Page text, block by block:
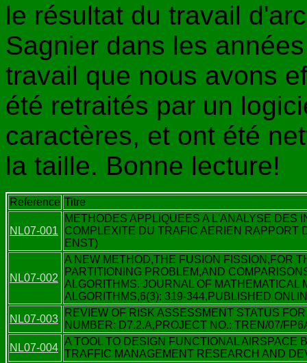
le résultat du travail
Sagnier dans les
travail que nous avons
été retraités par un
caractères, et ont été
la taille. Bonne lecture!
Reference Titre
NL07-001
METHODES APPLIQUEES A L'ANALYSE DES
COMPLEXITE DU TRAFIC AERIEN RAPPORT
ENST)
NL07-002
A NEW METHOD,THE FUSION FISSION,FOR
PARTITIONING PROBLEM,AND
ALGORITHMS. JOURNAL OF MATHEMATICAL
ALGORITHMS,6(3): 319-344,PUBLISHED
NL07-003
REVIEW OF RISK ASSESSMENT STATUS
NUMBER: D7.2.A,PROJECT NO.: TREN/07/
NL07-004
A TOOL TO DESIGN FUNCTIONAL AIRSPACE
TRAFFIC MANAGEMENT RESEARCH AND